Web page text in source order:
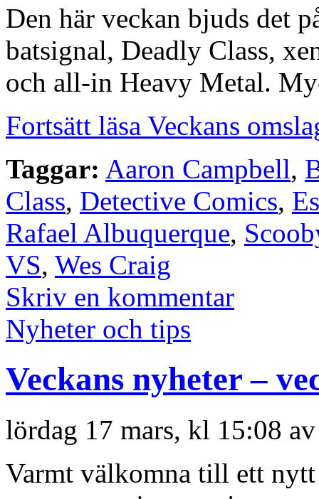
Den här veckan bjuds det
batsignal, Deadly Class,
och all-in Heavy Metal.
Fortsätt läsa Veckans
Taggar: Aaron Campbell,
Class, Detective Comics,
Rafael Albuquerque,
VS, Wes Craig
Skriv en kommentar
Nyheter och tips
Veckans nyheter –
lördag 17 mars, kl 15:08
Varmt välkomna till ett